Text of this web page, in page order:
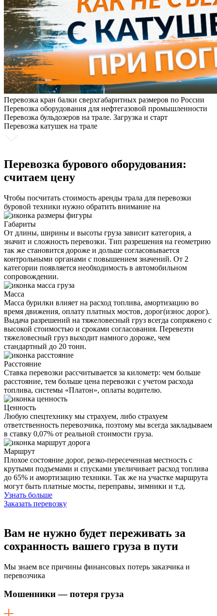
Перевозка кран балки сверхгабаритных размеров по России
Перевозка оборудования для нефтегазовой промышленности
Перевозка бульдозеров на трале. Загрузка и старт
Перевозка катушек на трале
Перевозка бурового оборудования:
считаем цену
Чтобы посчитать стоимость аренды трала для перевозки
буровой техники нужно обратить внимание на
Габариты
От длины, ширины и высоты груза зависит категория, а
значит и сложность перевозки. Тип разрешения на геометрию
так же становится дороже и дольше согласовывается
контрольными органами с повышением значений. От 2
категории появляется необходимость в автомобильном
сопровождении.
Масса
Масса бурилки влияет на расход топлива, амортизацию во
время движения, оплату платных мостов, дорог(износ дорог).
Выдача разрешений на тяжеловесный груз всегда сопряжено с
высокой стоимостью и сроками согласования. Перевезти
тяжеловесный груз выходит намного дороже, чем
стандартный до 20 тонн.
Расстояние
Ставка перевозки рассчитывается за километр: чем больше
расстояние, тем больше цена перевозки с учетом расхода
топлива, системы «Платон», оплаты водителю.
Ценность
Любую спецтехнику мы страхуем, либо страхуем
ответственность перевозчика, поэтому мы всегда закладываем
в ставку 0,07% от реальной стоимости груза.
Маршрут
Плохое состояние дорог, резко-пересеченная местность с
крутыми подъемами и спусками увеличивает расход топлива
до 65% и амортизацию техники. Так же на участке маршрута
могут быть платные мосты, переправы, зимники и т.д.
Узнать больше
Заказать перевозку
Вам не нужно будет переживать за
сохранность вашего груза в пути
Мы знаем все причины финансовых потерь заказчика и
перевозчика
Мошенники — потеря груза